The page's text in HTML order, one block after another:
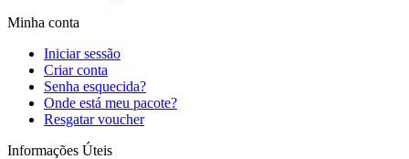
Minha conta
Iniciar sessão
Criar conta
Senha esquecida?
Onde está meu pacote?
Resgatar voucher
Informações Úteis